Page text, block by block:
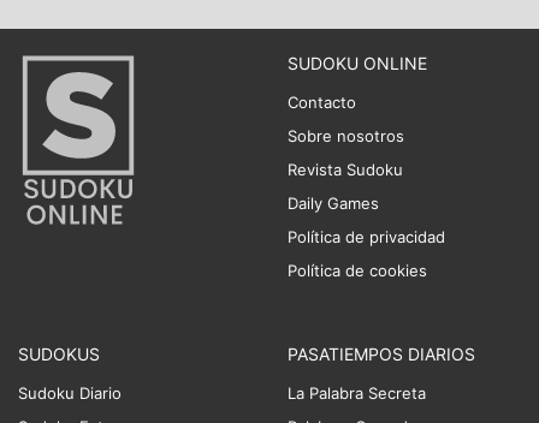
SUDOKU ONLINE
Contacto
Sobre nosotros
Revista Sudoku
Daily Games
Política de privacidad
Política de cookies
SUDOKUS
Sudoku Diario
PASATIEMPOS DIARIOS
La Palabra Secreta